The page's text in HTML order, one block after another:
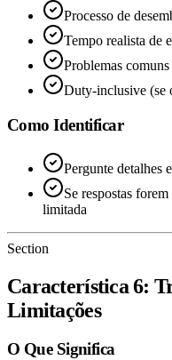
Processo de
Tempo realista de
Problemas
Duty-inclusive (se
Como Identificar
Pergunte detalhes
Se respostas
limitada
Section
Característica 6:
Limitações
O Que Significa